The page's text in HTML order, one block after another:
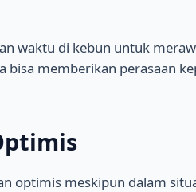
waktu di kebun untuk
memberikan perasaan
optimis meskipun dalam